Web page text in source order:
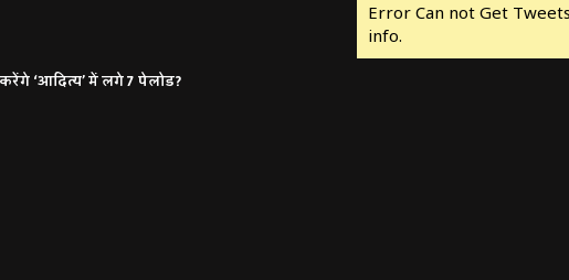
‘आदित्य’ में लगे 7 पेलोड?
Error Can not Get
info.